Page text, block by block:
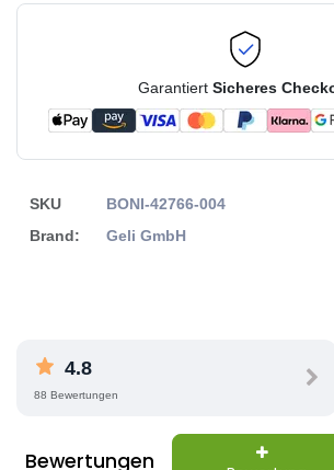
Garantiert Sicheres
SKU
BONI-42766-004
Brand:
Geli GmbH
4.8
88 Bewertungen
Bewertungen